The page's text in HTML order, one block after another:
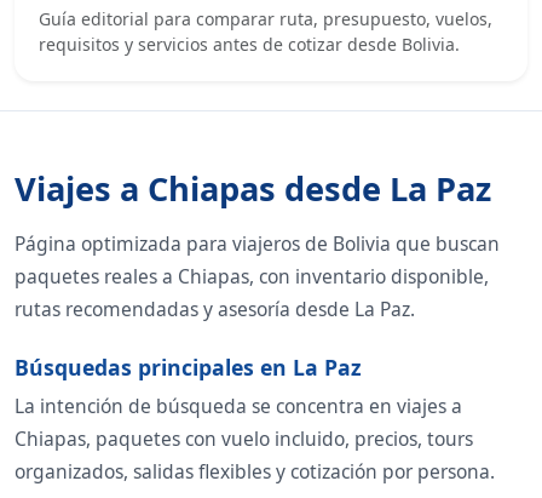
Guía editorial para comparar ruta, presupuesto, vuelos,
requisitos y servicios antes de cotizar desde Bolivia.
Viajes a Chiapas desde La Paz
Página optimizada para viajeros de Bolivia que buscan
paquetes reales a Chiapas, con inventario disponible,
rutas recomendadas y asesoría desde La Paz.
Búsquedas principales en La Paz
La intención de búsqueda se concentra en viajes a
Chiapas, paquetes con vuelo incluido, precios, tours
organizados, salidas flexibles y cotización por persona.